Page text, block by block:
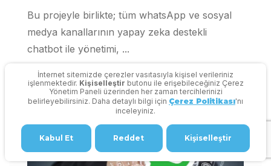
Bu projeyle birlikte; tüm whatsApp ve sosyal
medya kanallarının yapay zeka destekli
chatbot ile yönetimi, ...
İnternet sitemizde çerezler vasıtasıyla kişisel verileriniz
işlenmektedir. Kişiselleştir butonu ile erişebileceğiniz Çerez
Yönetim Paneli üzerinden her zaman tercihlerinizi
belirleyebilirsiniz. Daha detaylı bilgi için Çerez Politikası'nı
inceleyiniz.
Kabul Et Reddet Kişiselleştir